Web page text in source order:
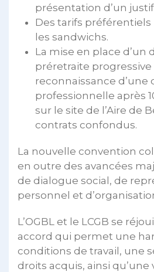
présentation d’un
Des tarifs
les sandwichs.
La mise en place d’un
préretraite progressive
reconnaissance d’une
professionnelle après
sur le site de l’Aire de
contrats confondus.
La nouvelle convention
en outre des avancées
de dialogue social, de
personnel et
L’OGBL et le LCGB se
accord qui permet une
conditions de travail, une
droits acquis, ainsi qu’une